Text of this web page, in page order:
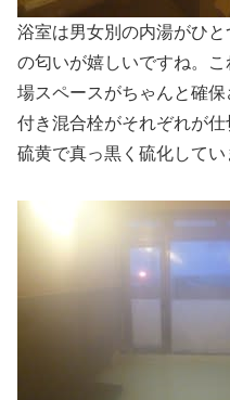
浴室は男女別の内湯がひ
の匂いが嬉しいですね。
場スペースがちゃんと確
付き混合栓がそれぞれが
硫黄で真っ黒く硫化してい